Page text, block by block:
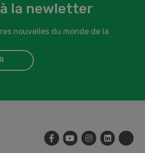
la newletter
nouvelles du monde de la